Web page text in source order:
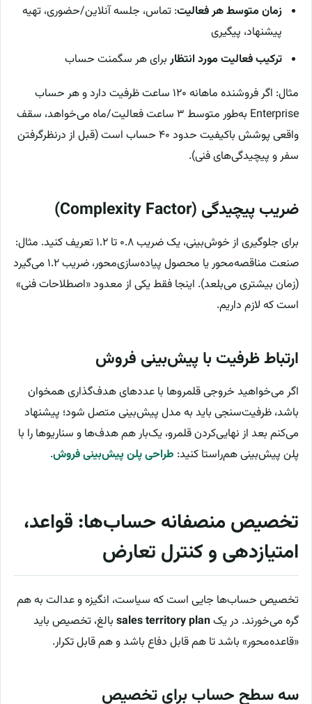
زمان متوسط هر فعالیت: تماس، جلسه آنلاین/حضوری، تهیه
پیشنهاد، پیگیری
ترکیب فعالیت مورد انتظاربرای هر سگمنت حساب
مثال: اگر فروشنده ماهانه ۱۲۰ ساعت ظرفیت دارد و هر حساب
Enterprise به‌طور متوسط ۳ ساعت فعالیت/ماه می‌خواهد، سقف
واقعی پوشش باکیفیت حدود ۴۰ حساب است (قبل از درنظرگرفتن
سفر و پیچیدگی‌های فنی).
ضریب پیچیدگی (Complexity Factor)
برای جلوگیری از خوش‌بینی، یک ضریب ۰.۸ تا ۱.۲ تعریف کنید. مثال:
صنعت مناقصه‌محور یا محصول پیاده‌سازی‌محور، ضریب ۱.۲ می‌گیرد
(زمان بیشتری می‌بلعد). اینجا فقط یکی از معدود «اصطلاحات فنی»
است که لازم داریم.
ارتباط ظرفیت با پیش‌بینی فروش
اگر می‌خواهید خروجی قلمروها با عددهای هدف‌گذاری همخوان
باشد، ظرفیت‌سنجی باید به مدل پیش‌بینی متصل شود؛ پیشنهاد
می‌کنم بعد از نهایی‌کردن قلمرو، یک‌بار هم هدف‌ها و سناریوها را با
پلن پیش‌بینی هم‌راستا کنید: طراحی پلن پیش‌بینی فروش.
تخصیص منصفانه حساب‌ها: قواعد،
امتیازدهی و کنترل تعارض
تخصیص حساب‌ها جایی است که سیاست، انگیزه و عدالت به هم
گره می‌خورند. در یکsales territory plan بالغ، تخصیص باید
«قاعده‌محور» باشد تا هم قابل دفاع باشد و هم قابل تکرار.
سه سطح حساب برای تخصیص